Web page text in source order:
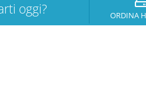
oggi? ORDINA